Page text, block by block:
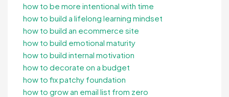
how to be more intentional with time
how to build a lifelong learning mindset
how to build an ecommerce site
how to build emotional maturity
how to build internal motivation
how to decorate on a budget
how to fix patchy foundation
how to grow an email list from zero